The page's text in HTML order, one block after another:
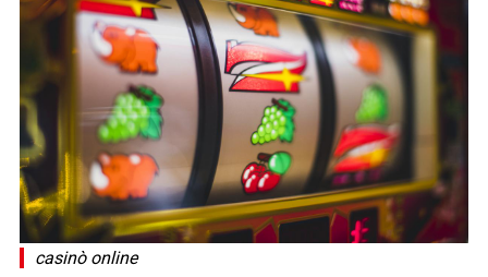
casinò online